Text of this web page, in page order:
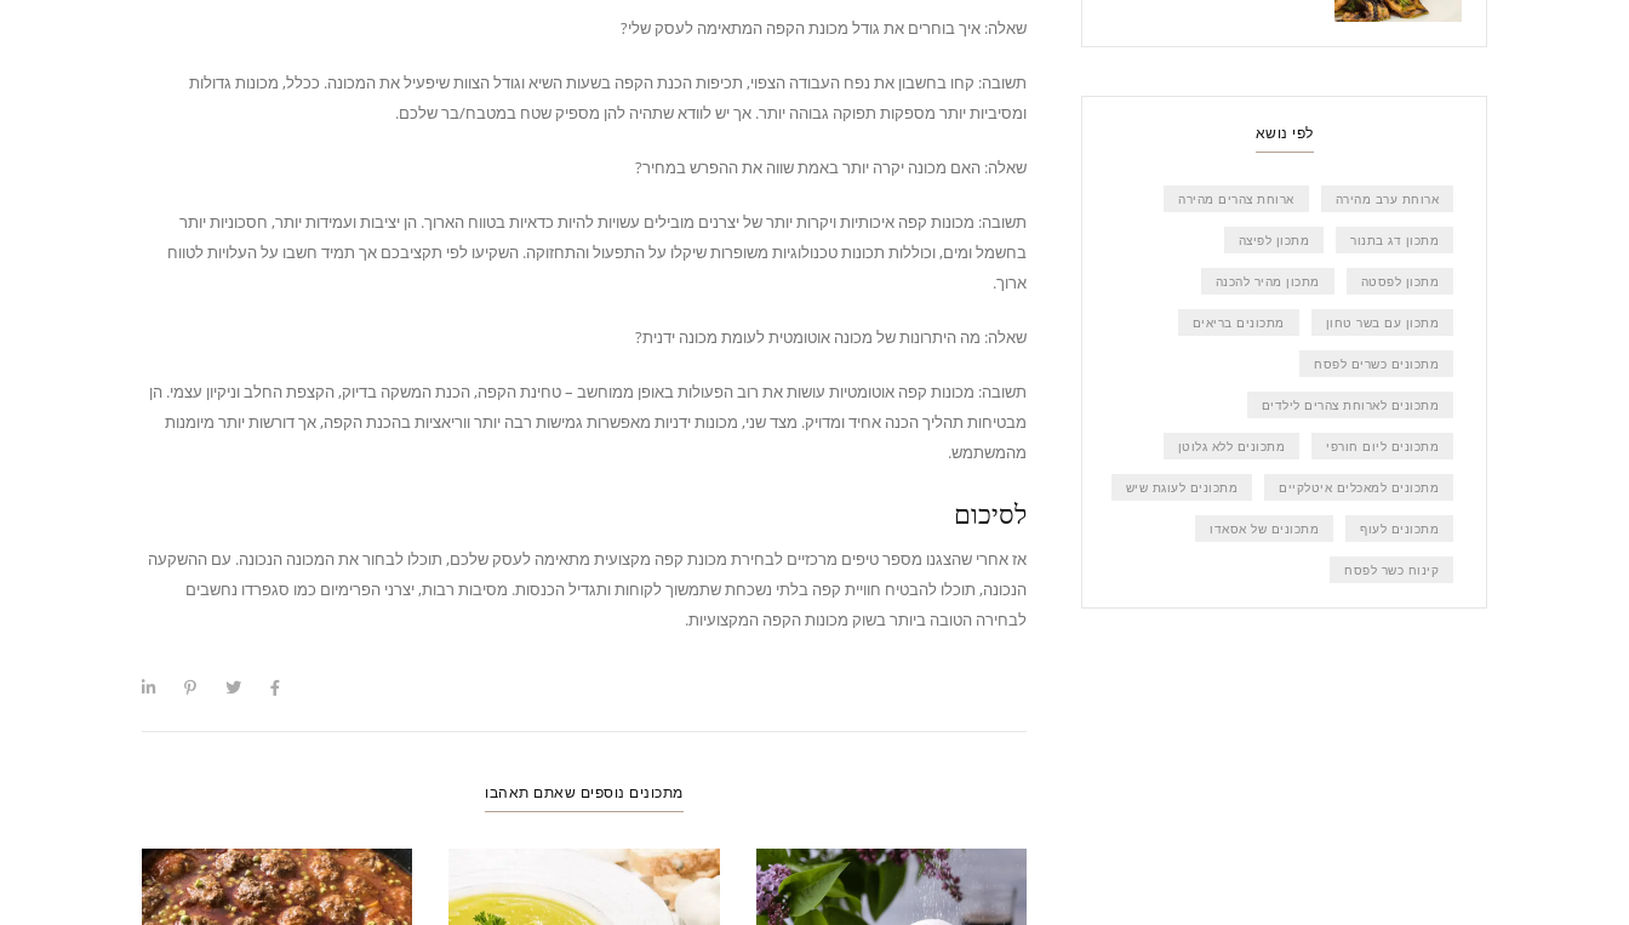
שאלה: איך בוחרים את גודל מכונת הקפה המתאימה לעסק שלי?
תשובה: קחו בחשבון את נפח העבודה הצפוי, תכיפות הכנת הקפה בשעות השיא וגודל הצוות שיפעיל את המכונה. ככלל, מכונות גדולות
ומסיביות יותר מספקות תפוקה גבוהה יותר. אך יש לוודא שתהיה להן מספיק שטח במטבח/בר שלכם.
שאלה: האם מכונה יקרה יותר באמת שווה את ההפרש במחיר?
תשובה: מכונות קפה איכותיות ויקרות יותר של יצרנים מובילים עשויות להיות כדאיות בטווח הארוך. הן יציבות ועמידות יותר, חסכוניות יותר
בחשמל ומים, וכוללות תכונות טכנולוגיות משופרות שיקלו על התפעול והתחזוקה. השקיעו לפי תקציבכם אך תמיד חשבו על העלויות לטווח
ארוך.
שאלה: מה היתרונות של מכונה אוטומטית לעומת מכונה ידנית?
תשובה: מכונות קפה אוטומטיות עושות את רוב הפעולות באופן ממוחשב – טחינת הקפה, הכנת המשקה בדיוק, הקצפת החלב וניקיון עצמי. הן
מבטיחות תהליך הכנה אחיד ומדויק. מצד שני, מכונות ידניות מאפשרות גמישות רבה יותר ווריאציות בהכנת הקפה, אך דורשות יותר מיומנות
מהמשתמש.
לסיכום
אז אחרי שהצגנו מספר טיפים מרכזיים לבחירת מכונת קפה מקצועית מתאימה לעסק שלכם, תוכלו לבחור את המכונה הנכונה. עם ההשקעה
הנכונה, תוכלו להבטיח חוויית קפה בלתי נשכחת שתמשוך לקוחות ותגדיל הכנסות. מסיבות רבות, יצרני הפרימיום כמו סגפרדו נחשבים
לבחירה הטובה ביותר בשוק מכונות הקפה המקצועיות.
מתכונים נוספים שאתם תאהבו
לפי נושא
ארוחת ערב מהירה ארוחת צהרים מהירה
מתכון דג בתנור מתכון לפיצה
מתכון לפסטה מתכון מהיר להכנה
מתכון עם בשר טחון מתכונים בריאים
מתכונים כשרים לפסח
מתכונים לארוחת צהרים לילדים
מתכונים ליום חורפי מתכונים ללא גלוטן
מתכונים למאכלים איטלקיים מתכונים לעוגת שיש
מתכונים לעוף מתכונים של אסאדו
קינוח כשר לפסח